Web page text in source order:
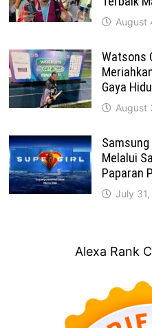
August
Watsons
Gaya
August
Samsung
Melalui
Paparan
July
Alexa Rank